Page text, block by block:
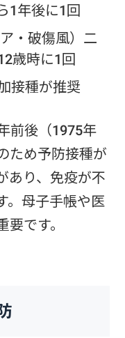
1年後に1回
・破傷風）二
歳時に1回
接種が推奨
前後（1975年
ため予防接種が
あり、免疫が不
。母子手帳や医
です。